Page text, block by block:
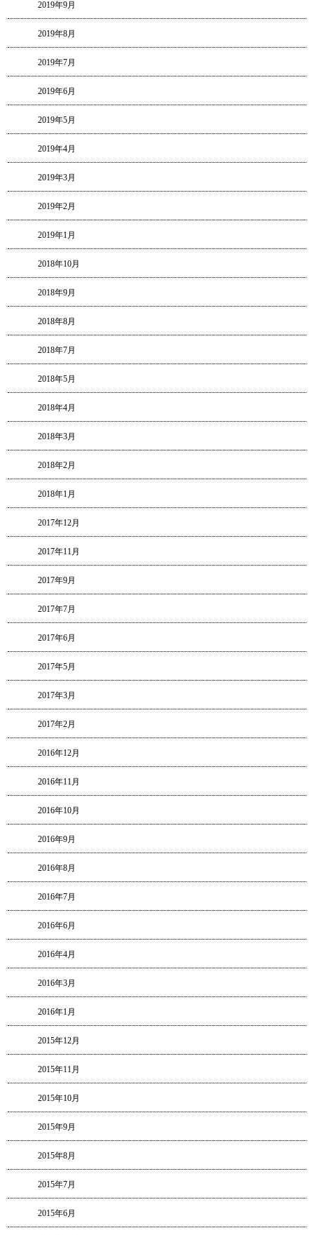
2019年9月
2019年8月
2019年7月
2019年6月
2019年5月
2019年4月
2019年3月
2019年2月
2019年1月
2018年10月
2018年9月
2018年8月
2018年7月
2018年5月
2018年4月
2018年3月
2018年2月
2018年1月
2017年12月
2017年11月
2017年9月
2017年7月
2017年6月
2017年5月
2017年3月
2017年2月
2016年12月
2016年11月
2016年10月
2016年9月
2016年8月
2016年7月
2016年6月
2016年4月
2016年3月
2016年1月
2015年12月
2015年11月
2015年10月
2015年9月
2015年8月
2015年7月
2015年6月